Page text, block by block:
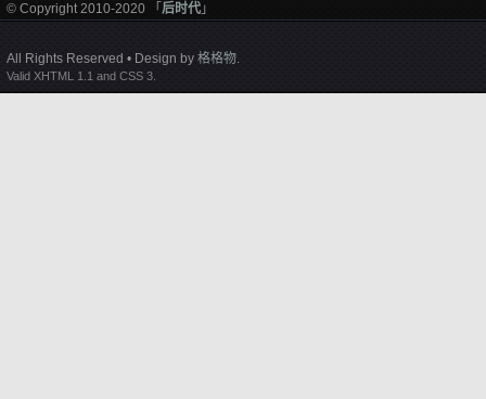
© Copyright 2010-2020 「 后时代 」
All Rights Reserved • Design by 格格物.
Valid XHTML 1.1 and CSS 3.